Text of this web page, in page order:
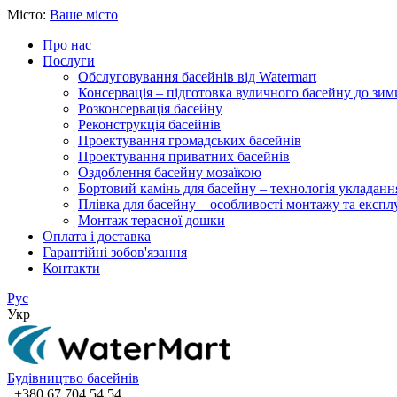
Місто: Ваше місто
Про нас
Послуги
Обслуговування басейнів від Watermart
Консервація – підготовка вуличного басейну до
Розконсервація басейну
Реконструкція басейнів
Проектування громадських басейнів
Проектування приватних басейнів
Оздоблення басейну мозаїкою
Бортовий камінь для басейну – технологія
Плівка для басейну – особливості монтажу та
Монтаж терасної дошки
Оплата і доставка
Гарантійні зобов'язання
Контакти
Рус
Укр
Будівництво басейнів
+380 67 704 54 54